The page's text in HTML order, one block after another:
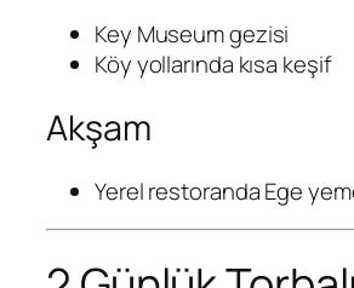
Key Museum gezisi
Köy yollarında kısa keşif
Akşam
Yerel restoranda Ege